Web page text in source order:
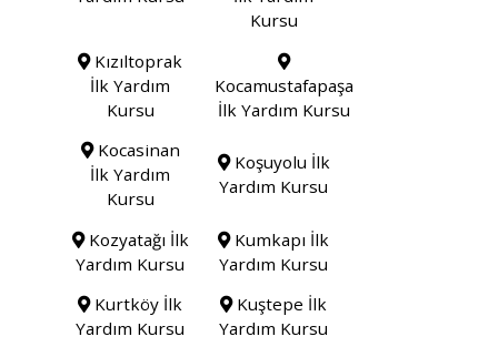
Kursu
Kızıltoprak
İlk Yardım
Kursu
Kocamustafapaşa
İlk Yardım Kursu
Kocasinan
İlk Yardım
Kursu
Koşuyolu İlk
Yardım Kursu
Kozyatağı İlk
Yardım Kursu
Kumkapı İlk
Yardım Kursu
Kurtköy İlk
Yardım Kursu
Kuştepe İlk
Yardım Kursu